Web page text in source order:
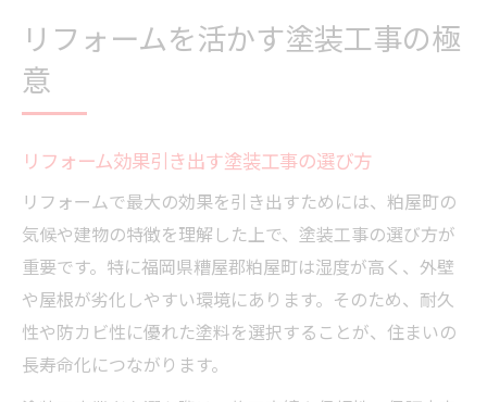
リフォームを活かす塗装工事の極
意
リフォーム効果引き出す塗装工事の選び方
リフォームで最大の効果を引き出すためには、粕屋町の
気候や建物の特徴を理解した上で、塗装工事の選び方が
重要です。特に福岡県糟屋郡粕屋町は湿度が高く、外壁
や屋根が劣化しやすい環境にあります。そのため、耐久
性や防カビ性に優れた塗料を選択することが、住まいの
長寿命化につながります。